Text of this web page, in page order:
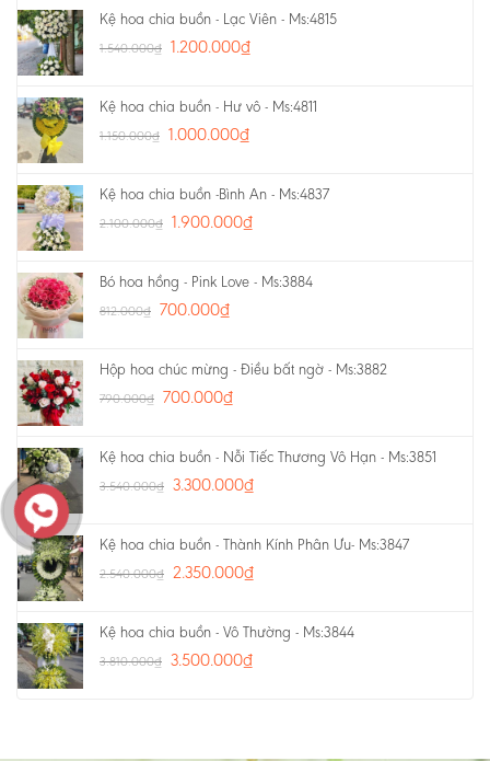
Kệ hoa chia buồn - Lạc Viên - Ms:4815
1.540.000₫ 1.200.000₫
Kệ hoa chia buồn - Hư vô - Ms:4811
1.150.000₫ 1.000.000₫
Kệ hoa chia buồn -Bình An - Ms:4837
2.100.000₫ 1.900.000₫
Bó hoa hồng - Pink Love - Ms:3884
812.000₫ 700.000₫
Hộp hoa chúc mừng - Điều bất ngờ - Ms:3882
790.000₫ 700.000₫
Kệ hoa chia buồn - Nỗi Tiếc Thương Vô Hạn - Ms:3851
3.540.000₫ 3.300.000₫
Kệ hoa chia buồn - Thành Kính Phân Ưu- Ms:3847
2.540.000₫ 2.350.000₫
Kệ hoa chia buồn - Vô Thường - Ms:3844
3.810.000₫ 3.500.000₫